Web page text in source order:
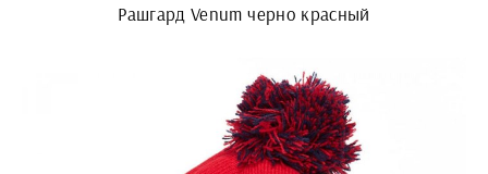
Рашгард Venum черно красный